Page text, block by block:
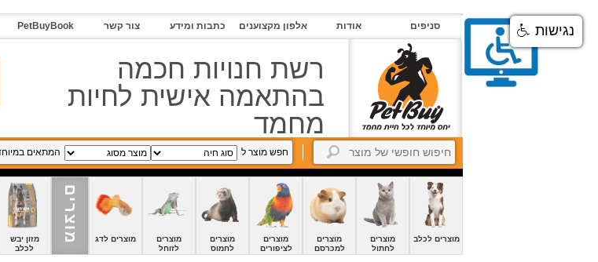
סניפים
אודות
סניפים אודות אלפון מקצוענים כתבות ומידע צור קשר PetBuyBook
רשת חנויות חכמה
בהתאמה אישית לחיות
מחמד
חפש מוצר ל המתאים
מוצרים לכלב
מוצרים
לחתול
מוצרים
למכרסם
מוצרים
לציפורים
מוצרים
לחמוס
מוצרים
לזוחל
מוצרים לדג מוצרים
מזון יבש
לכלב
נגישות